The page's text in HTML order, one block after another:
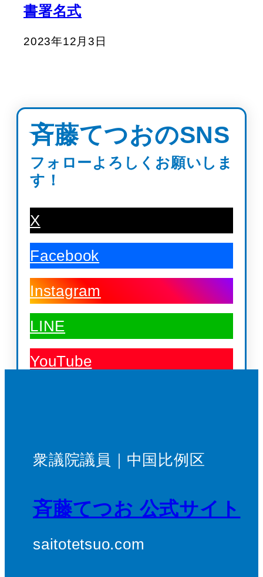
書署名式
2023年12月3日
斉藤てつおのSNS
フォローよろしくお願いしま
す！
X
Facebook
Instagram
LINE
YouTube
衆議院議員｜中国比例区
斉藤てつお 公式サイト
saitotetsuo.com